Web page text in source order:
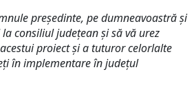
președinte, pe dumneavoastră și
consiliul județean și să vă urez
proiect și a tuturor celorlalte
în implementare în județul